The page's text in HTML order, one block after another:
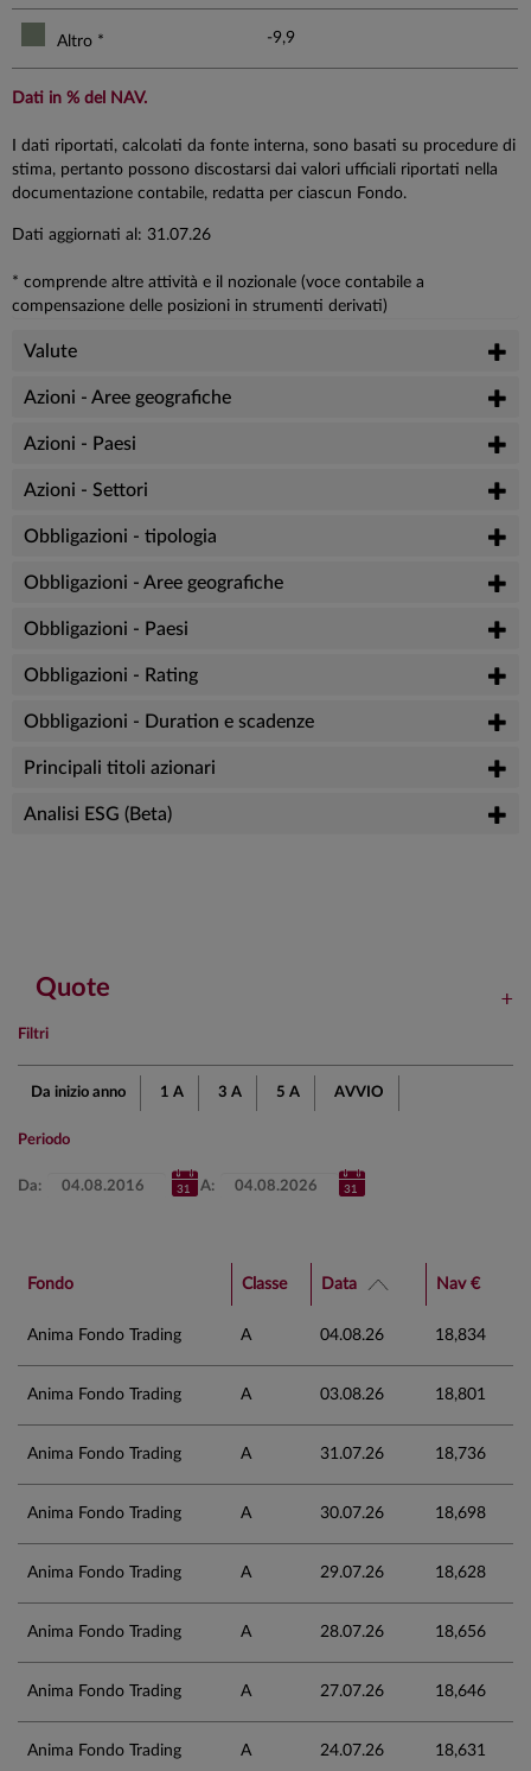
Altro * -9,9
Dati in % del NAV.
I dati riportati, calcolati da fonte interna, sono basati su procedure di
stima, pertanto possono discostarsi dai valori ufficiali riportati nella
documentazione contabile, redatta per ciascun Fondo.
Dati aggiornati al: 31.07.26
* comprende altre attività e il nozionale (voce contabile a
compensazione delle posizioni in strumenti derivati)
Valute
Azioni - Aree geografiche
Azioni - Paesi
Azioni - Settori
Obbligazioni - tipologia
Obbligazioni - Aree geografiche
Obbligazioni - Paesi
Obbligazioni - Rating
Obbligazioni - Duration e scadenze
Principali titoli azionari
Analisi ESG (Beta)
Quote
Filtri
Da inizio anno 1 A 3 A 5 A AVVIO
Periodo
Da: A:
Fondo Classe Data Nav €
Anima Fondo Trading A 04.08.26 18,834
Anima Fondo Trading A 03.08.26 18,801
Anima Fondo Trading A 31.07.26 18,736
Anima Fondo Trading A 30.07.26 18,698
Anima Fondo Trading A 29.07.26 18,628
Anima Fondo Trading A 28.07.26 18,656
Anima Fondo Trading A 27.07.26 18,646
Anima Fondo Trading A 24.07.26 18,631